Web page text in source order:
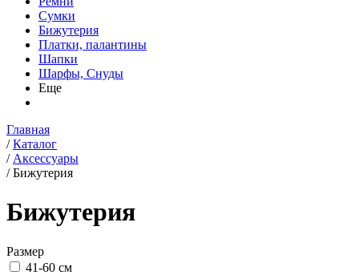
Сумки
Бижутерия
Платки, палантины
Шапки
Шарфы, Снуды
Еще
Главная
/ Каталог
/ Аксессуары
/ Бижутерия
Бижутерия
Размер
41-60 см